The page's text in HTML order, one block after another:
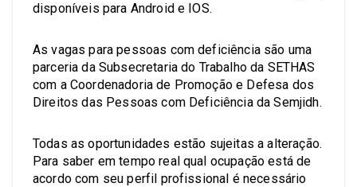
disponíveis para Android e IOS.
As vagas para pessoas com deficiência são uma
parceria da Subsecretaria do Trabalho da SETHAS
com a Coordenadoria de Promoção e Defesa dos
Direitos das Pessoas com Deficiência da Semjidh.
Todas as oportunidades estão sujeitas a alteração.
Para saber em tempo real qual ocupação está de
acordo com seu perfil profissional é necessário